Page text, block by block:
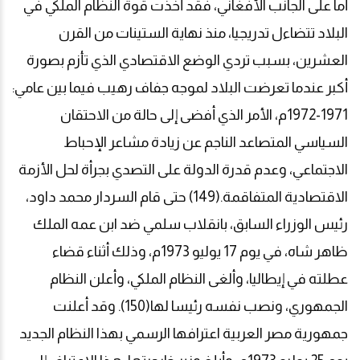
أما على الجانب الأفغاني، فقد أخذت قوة النظام الملكي في
البلاد تتضاءل تدريجيا، منذ نهاية الستينات من القرن
العشرين، بسبب تردي الوضع الاقتصادي الذي تأزم بصورة
أكبر عندما تعرضت البلاد لموجه جفاف رهيب فيما بين عامي:
1971-1972م، الأمر الذي أفضى إلى حالة من الاحتقان
السياسي المتصاعد الناجم عن زيادة مشاعر الإحباط
الاجتماعي، وعدم قدرة الدولة على التصدي بجرأة لحل الأزمة
الاقتصادية المتفاقمة.(149) حتى قام السردار محمد داود،
رئيس الوزراء السابق، بانقلاب سلمي ضد ابن عمه الملك
ظاهر شاه، في يوم 17 يوليو 1973م، وذلك أثناء قضاء
عطلته في إيطاليا، وألغى النظام الملكي، وأعلن النظام
الجمهوري، ونصب نفسه رئيسا لها(150). وقد أعلنت
جمهورية مصر العربية اعترافها الرسمي بهذا النظام الجديد